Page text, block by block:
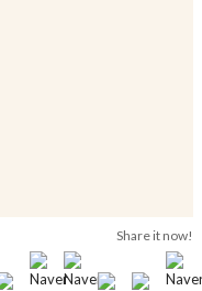
Share it now!